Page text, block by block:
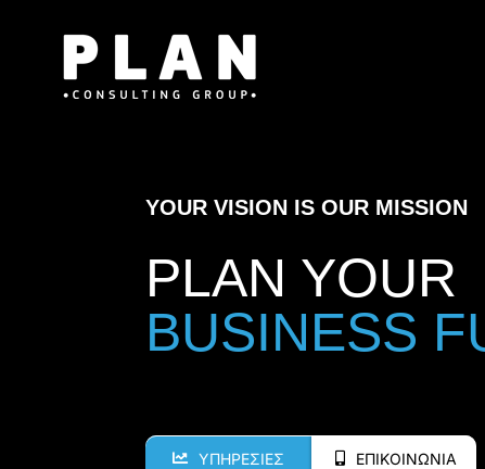
YOUR VISION IS OUR MISSION
PLAN YOUR
ΥΠΗΡΕΣΙΕΣ ΕΠΙΚΟΙΝΩΝΙΑ